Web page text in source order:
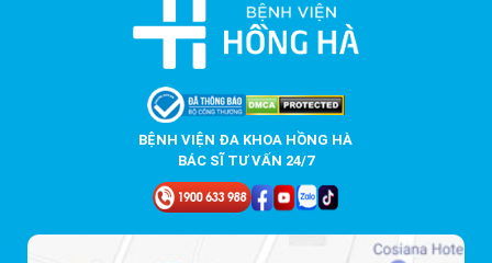
BỆNH VIỆN ĐA KHOA HỒNG HÀ
BÁC SĨ TƯ VẤN 24/7